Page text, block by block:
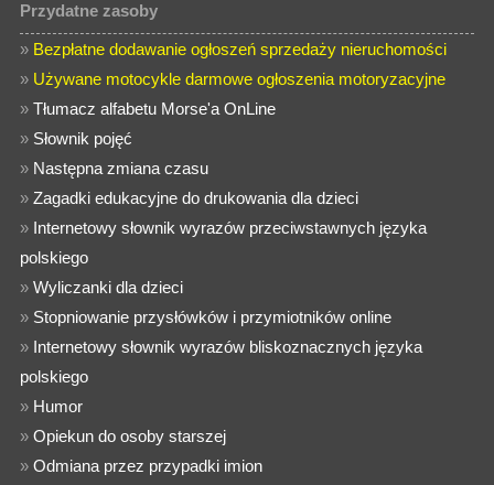
Przydatne zasoby
» Bezpłatne dodawanie ogłoszeń sprzedaży nieruchomości
» Używane motocykle darmowe ogłoszenia motoryzacyjne
»Tłumacz alfabetu Morse'a OnLine
» Słownik pojęć
» Następna zmiana czasu
»Zagadki edukacyjne do drukowania dla dzieci
» Internetowy słownik wyrazów przeciwstawnych języka
polskiego
»Wyliczanki dla dzieci
» Stopniowanie przysłówków i przymiotników online
» Internetowy słownik wyrazów bliskoznacznych języka
polskiego
» Humor
»Opiekun do osoby starszej
»Odmiana przez przypadki imion